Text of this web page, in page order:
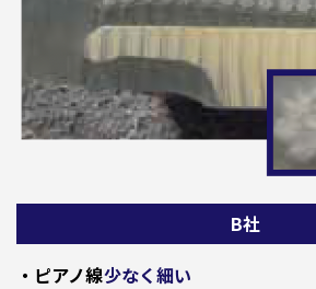
B社
・ピアノ線少なく細い